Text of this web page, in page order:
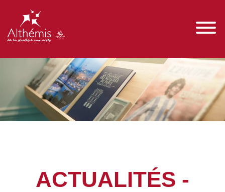
ACTUALITÉS -